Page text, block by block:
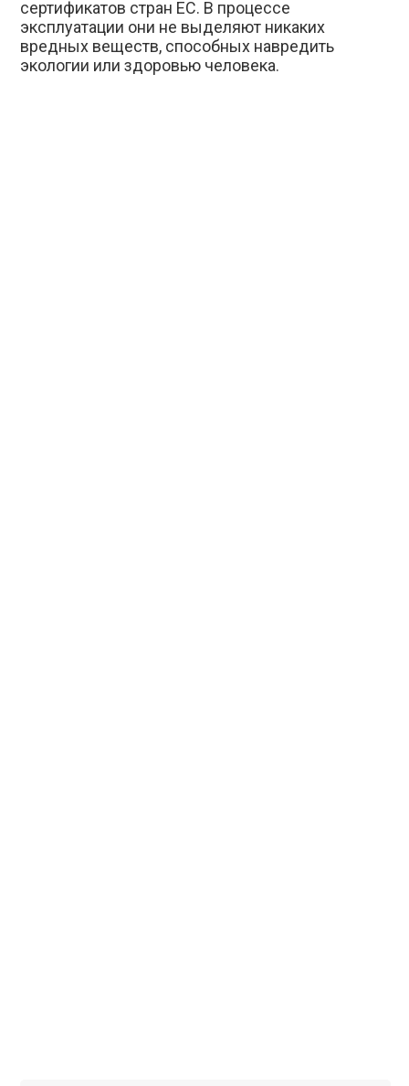
сертификатов стран ЕС. В процессе
эксплуатации они не выделяют никаких
вредных веществ, способных навредить
экологии или здоровью человека.